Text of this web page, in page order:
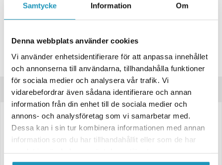
Samtycke Information Om
Denna webbplats använder cookies
Vi använder enhetsidentifierare för att anpassa innehållet
och annonserna till användarna, tillhandahålla funktioner
för sociala medier och analysera vår trafik. Vi
vidarebefordrar även sådana identifierare och annan
information från din enhet till de sociala medier och
annons- och analysföretag som vi samarbetar med.
Dessa kan i sin tur kombinera informationen med annan
information som du har tillhandahållit eller som de har
Spara produkt
Frågor om produkten?
Produktinformation
Vinterhjul med dubb 195/50 R13 C
Komplett på plåtfälg 6,0Jx13", 5x112, ET:30
Max. belastning 900 kg/hjul